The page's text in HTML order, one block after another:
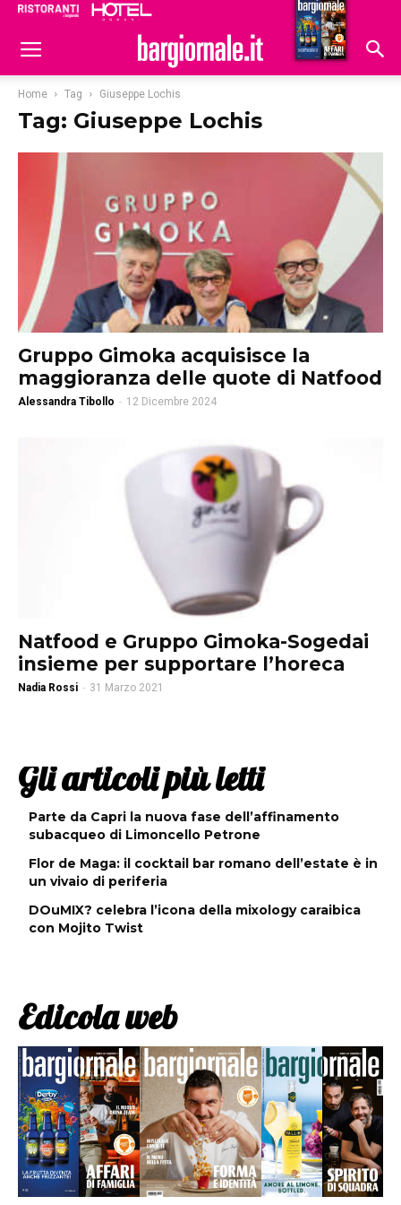
Hoteldomani
Home Tag Giuseppe Lochis
Tag: Giuseppe Lochis
Gruppo Gimoka acquisisce la
maggioranza delle quote di Natfood
Alessandra Tibollo - 12 Dicembre 2024
Natfood e Gruppo Gimoka-Sogedai
insieme per supportare l’horeca
Nadia Rossi - 31 Marzo 2021
Gli articoli più letti
Parte da Capri la nuova fase dell’affinamento
subacqueo di Limoncello Petrone
Flor de Maga: il cocktail bar romano dell’estate è in
un vivaio di periferia
DOuMIX? celebra l’icona della mixology caraibica
con Mojito Twist
Edicola web